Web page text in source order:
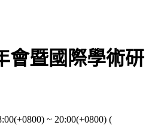
會暨國際學術研
~ 20:00(+0800) (